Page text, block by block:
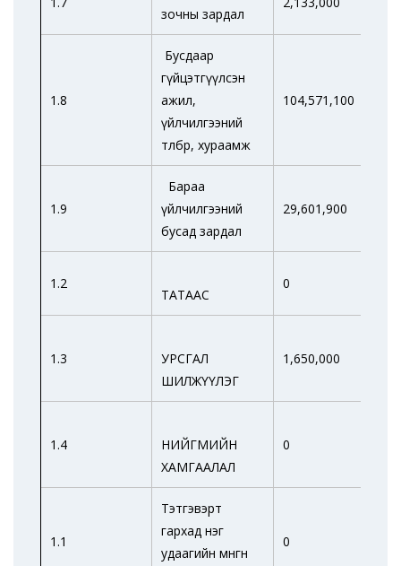
зочны зардал
1.8
Бусдаар
гүйцэтгүүлсэн
ажил,
үйлчилгээний
төлбөр, хураамж
104,571,100
1.9
Бараа
үйлчилгээний
бусад зардал
29,601,900
1.2
ТАТААС
0
1.3
УРСГАЛ
ШИЛЖҮҮЛЭГ
1,650,000
1.4
НИЙГМИЙН
ХАМГААЛАЛ
0
1.1
Тэтгэвэрт
гархад нэг
удаагийн мөнгөн
0